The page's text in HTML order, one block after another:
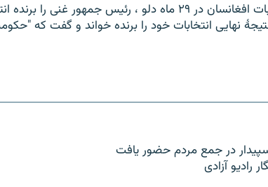
کمیسیون مستقل انتخابات افغانسان در ۲۹ ماه دلو ، رئیس
نتیجۀ نهایی انتخابات خود را برنده خواند و گفت که
سپیدار در جمع مردم حضور یافت
رادیو آزادی